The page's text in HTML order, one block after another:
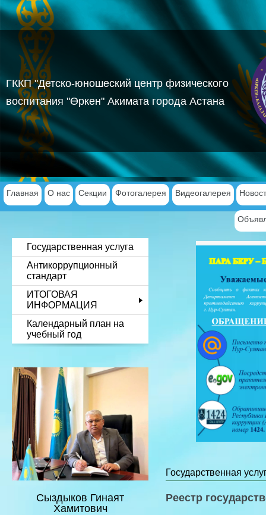
ГККП "Детско-юношеский центр физического
воспитания "Өркен" Акимата города Астана
Главная О нас Секции Фотогалерея Видеогалерея
Государственная услуга
Антикоррупционный
стандарт
ИТОГОВАЯ
ИНФОРМАЦИЯ
Календарный план на
учебный год
Сыздыков Гинаят
Хамитович
Государственная
Реестр